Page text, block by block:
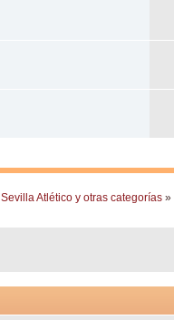
Sevilla Atlético y otras categorías»